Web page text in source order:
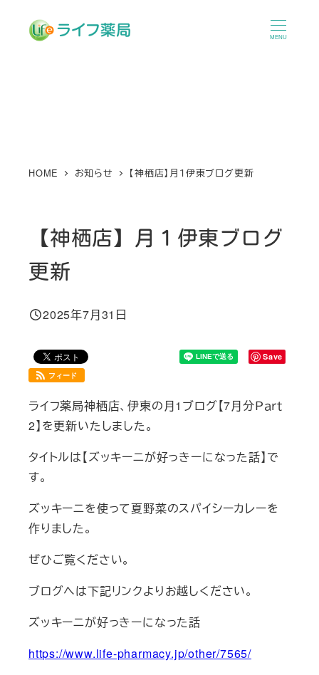
MENU
HOME お知らせ 【神栖店】月１伊東ブログ更新
【神栖店】月１伊東ブログ
更新
投稿日
2025年7月31日
Save
フィード
ライフ薬局神栖店、伊東の月1ブログ【7月分Ｐａｒｔ
2】を更新いたしました。
タイトルは【ズッキーニが好っきーになった話】で
す。
ズッキーニを使って夏野菜のスパイシーカレーを
作りました。
ぜひご覧ください。
ブログへは下記リンクよりお越しください。
ズッキーニが好っきーになった話
https://www.life-pharmacy.jp/other/7565/